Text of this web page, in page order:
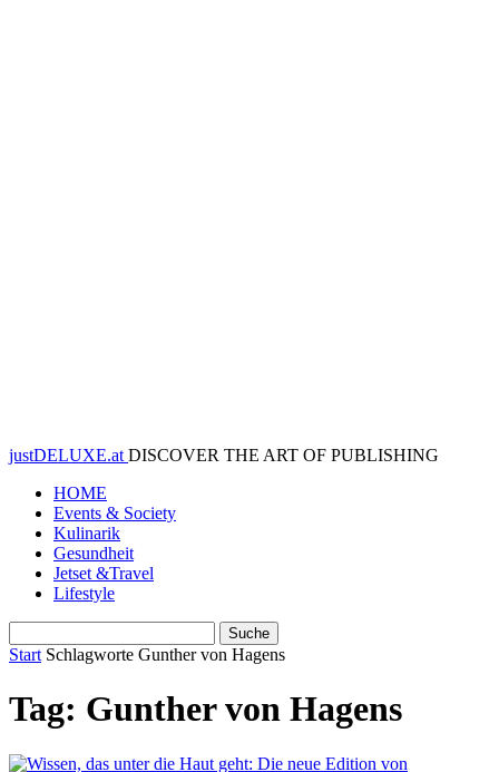
justDELUXE.at DISCOVER THE ART OF PUBLISHING
HOME
Events & Society
Kulinarik
Gesundheit
Jetset &Travel
Lifestyle
Start Schlagworte Gunther von Hagens
Tag: Gunther von Hagens